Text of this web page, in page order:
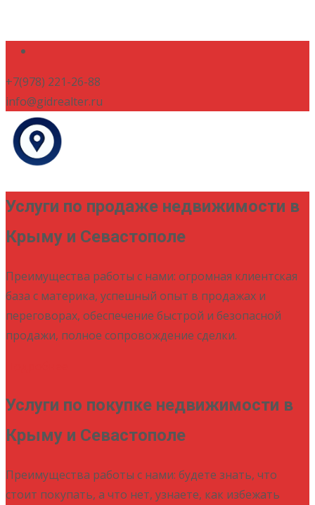
+7(978) 221-26-88
info@gidrealter.ru
Услуги по продаже недвижимости в
Крыму и Севастополе
Преимущества работы с нами: огромная клиентская
база с материка, успешный опыт в продажах и
переговорах, обеспечение быстрой и безопасной
продажи, полное сопровождение сделки.
Услуги по покупке недвижимости в
Крыму и Севастополе
Преимущества работы с нами: будете знать, что
стоит покупать, а что нет, узнаете, как избежать